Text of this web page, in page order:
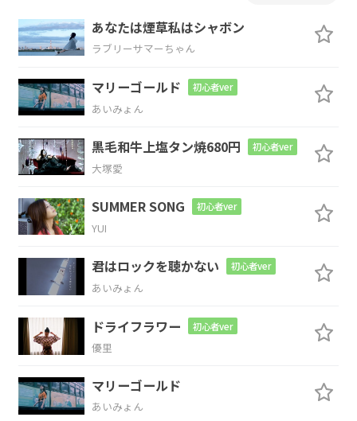
Em G
刃
Em
渡り数センチの不
挙げ
C
句の果て静脈を
Dsus4
刺しちゃっ て
病
Em
弱な愛が飛び 出すもんで
レス ポールさえも凶器に
あなたは煙草私はシャボン
ラブリーサマーちゃん
マリーゴールド 初心者ver
あいみょん
黒毛和牛上塩タン焼680円 初心者ver
大塚愛
SUMMER SONG 初心者ver
YUI
君はロックを聴かない 初心者ver
あいみょん
ドライフラワー 初心者ver
優里
マリーゴールド
あいみょん